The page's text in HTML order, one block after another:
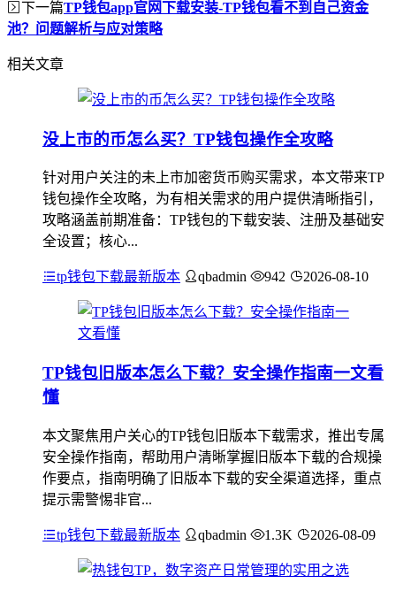
下一篇TP钱包app官网下载安装-TP钱包看不到自己资金
池？问题解析与应对策略
相关文章
没上市的币怎么买？TP钱包操作全攻略
针对用户关注的未上市加密货币购买需求，本文带来TP
钱包操作全攻略，为有相关需求的用户提供清晰指引，
攻略涵盖前期准备：TP钱包的下载安装、注册及基础安
全设置；核心...
tp钱包下载最新版本 qbadmin 942 2026-08-10
TP钱包旧版本怎么下载？安全操作指南一文看
懂
本文聚焦用户关心的TP钱包旧版本下载需求，推出专属
安全操作指南，帮助用户清晰掌握旧版本下载的合规操
作要点，指南明确了旧版本下载的安全渠道选择，重点
提示需警惕非官...
tp钱包下载最新版本 qbadmin 1.3K 2026-08-09